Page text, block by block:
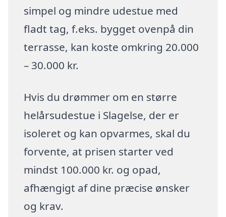
simpel og mindre udestue med
fladt tag, f.eks. bygget ovenpå din
terrasse, kan koste omkring 20.000
– 30.000 kr.
Hvis du drømmer om en større
helårsudestue i Slagelse, der er
isoleret og kan opvarmes, skal du
forvente, at prisen starter ved
mindst 100.000 kr. og opad,
afhængigt af dine præcise ønsker
og krav.